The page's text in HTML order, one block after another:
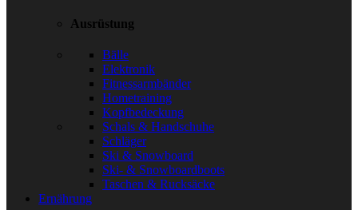
Ausrüstung
Bälle
Elektronik
Fitnessarmbänder
Hometraining
Kopfbedeckung
Schals & Handschuhe
Schläger
Ski & Snowboard
Ski- & Snowboardboots
Taschen & Rucksäcke
Ernährung